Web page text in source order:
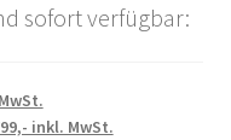
sofort verfügbar:
inkl. MwSt.